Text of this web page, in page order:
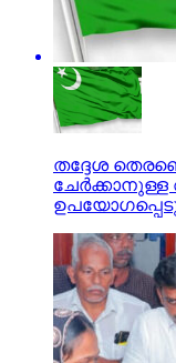
തദ്ദേശ